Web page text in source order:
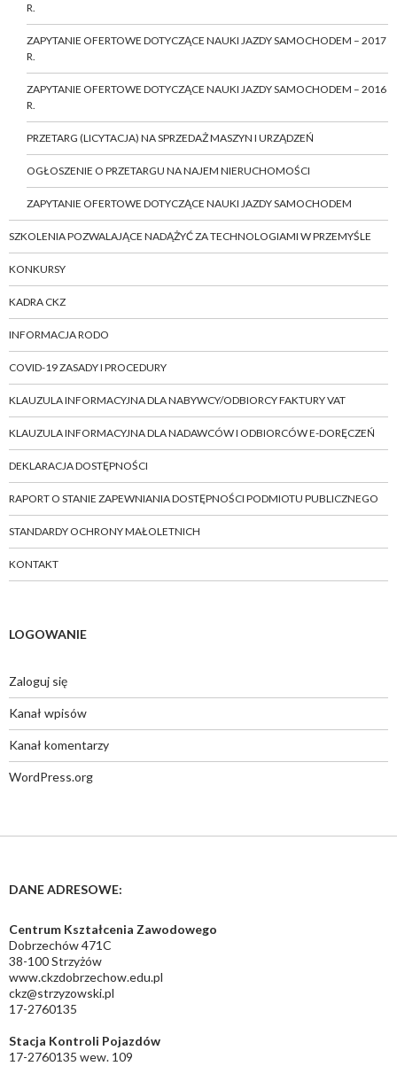
R.
ZAPYTANIE OFERTOWE DOTYCZĄCE NAUKI JAZDY SAMOCHODEM – 2017
R.
ZAPYTANIE OFERTOWE DOTYCZĄCE NAUKI JAZDY SAMOCHODEM – 2016
R.
PRZETARG (LICYTACJA) NA SPRZEDAŻ MASZYN I URZĄDZEŃ
OGŁOSZENIE O PRZETARGU NA NAJEM NIERUCHOMOŚCI
ZAPYTANIE OFERTOWE DOTYCZĄCE NAUKI JAZDY SAMOCHODEM
SZKOLENIA POZWALAJĄCE NADĄŻYĆ ZA TECHNOLOGIAMI W PRZEMYŚLE
KONKURSY
KADRA CKZ
INFORMACJA RODO
COVID-19 ZASADY I PROCEDURY
KLAUZULA INFORMACYJNA DLA NABYWCY/ODBIORCY FAKTURY VAT
KLAUZULA INFORMACYJNA DLA NADAWCÓW I ODBIORCÓW E-DORĘCZEŃ
DEKLARACJA DOSTĘPNOŚCI
RAPORT O STANIE ZAPEWNIANIA DOSTĘPNOŚCI PODMIOTU PUBLICZNEGO
STANDARDY OCHRONY MAŁOLETNICH
KONTAKT
LOGOWANIE
Zaloguj się
Kanał wpisów
Kanał komentarzy
WordPress.org
DANE ADRESOWE:
Centrum Kształcenia Zawodowego
Dobrzechów 471C
38-100 Strzyżów
www.ckzdobrzechow.edu.pl
ckz@strzyzowski.pl
17-2760135
Stacja Kontroli Pojazdów
17-2760135 wew. 109